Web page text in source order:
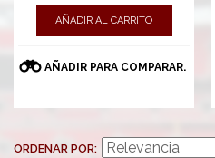
AÑADIR AL CARRITO
AÑADIR PARA COMPARAR.
ORDENAR POR